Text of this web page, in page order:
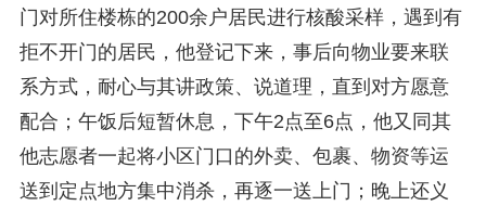
门对所住楼栋的200余户居民进行核酸采样，遇到有
拒不开门的居民，他登记下来，事后向物业要来联
系方式，耐心与其讲政策、说道理，直到对方愿意
配合；午饭后短暂休息，下午2点至6点，他又同其
他志愿者一起将小区门口的外卖、包裹、物资等运
送到定点地方集中消杀，再逐一送上门；晚上还义